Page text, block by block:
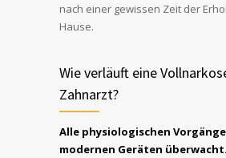
nach einer gewissen Zeit der
Hause.
Wie verläuft eine
Zahnarzt?
Alle physiologischen
modernen Geräten